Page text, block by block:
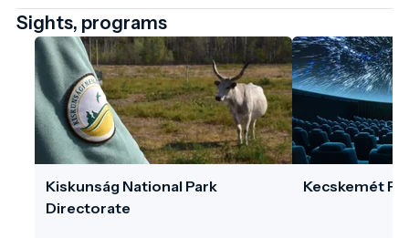
Sights, programs
Kiskunság National Park
Directorate
Kecskemét